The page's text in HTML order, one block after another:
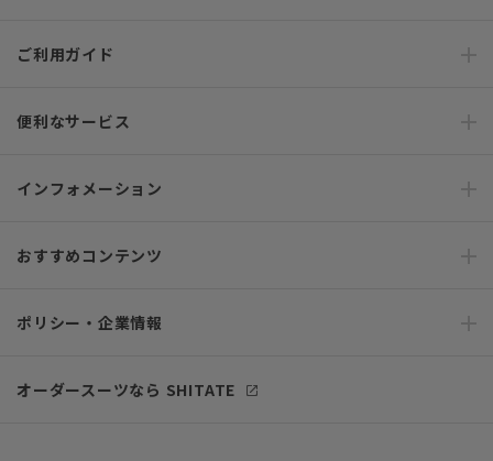
ご利用ガイド
便利なサービス
インフォメーション
おすすめコンテンツ
ポリシー・企業情報
オーダースーツなら SHITATE